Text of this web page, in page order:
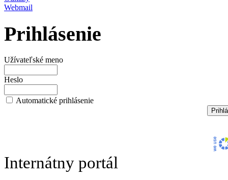
Webmail
Prihlásenie
Užívateľské meno
Heslo
Automatické prihlásenie
Internátny portál